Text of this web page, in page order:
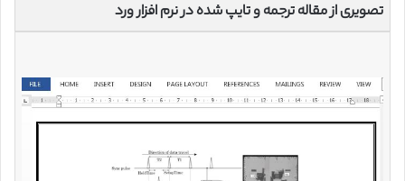
تصویری از مقاله ترجمه و تایپ شده در نرم افزار ورد